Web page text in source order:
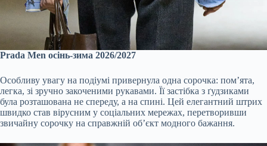
Prada Men осінь-зима 2026/2027
Особливу увагу на подіумі привернула одна сорочка: пом’ята,
легка, зі зручно закоченими рукавами. Її застібка з ґудзиками
була розташована не спереду, а на спині. Цей елегантний штрих
швидко став вірусним у соціальних мережах, перетворивши
звичайну сорочку на справжній об’єкт модного бажання.